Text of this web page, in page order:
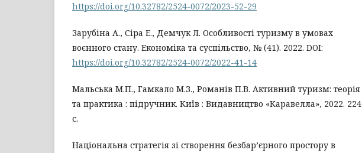
https://doi.org/10.32782/2524-0072/2023-52-29
Зарубіна А., Сіра Е., Демчук Л. Особливості туризму в умовах
воєнного стану. Економіка та суспільство, № (41). 2022. DOI:
https://doi.org/10.32782/2524-0072/2022-41-14
Мальська М.П., Гамкало М.З., Романів П.В. Активний туризм: теорія
та практика : підручник. Київ : Видавництво «Каравелла», 2022. 224
с.
Національна стратегія зі створення безбар’єрного простору в